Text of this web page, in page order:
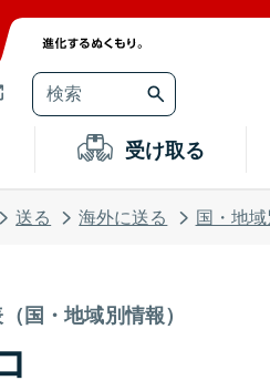
受け取る
送る 海外に送る 国・地
国・地域別情報）